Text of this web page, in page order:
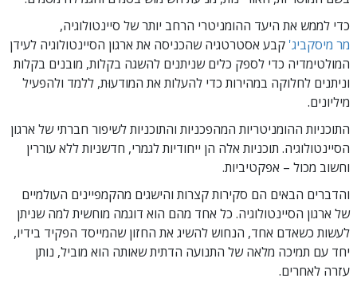
כדי לממש את היעד ההומניטרי הרחב יותר של סיינטולוגיה,
מר מיסקביג' קבע אסטרטגיה שהכניסה את ארגון הסיינטולוגיה לעידן
המולטימדיה כדי לספק כלים שניתנים להשגה בקלות, מובנים בקלות
וניתנים לחלוקה במהירות כדי להעלות את המודעוּת, ללמד ולהפעיל
מיליונים.
התוכניות ההומניטריות המהפכניות והתוכניות לשיפור חברתי של ארגון
הסיינטולוגיה. תוכניות אלה הן ייחודיות לגמרי, חדשניות ללא עוררין
וחשוב מכול – אפקטיביות.
והדברים הבאים הם סקירות קצרות והישגים מהקמפיינים העולמיים
של ארגון הסיינטולוגיה. כל אחד מהם הוא דוגמה מוחשית למה שניתן
לעשות כשאדם אחד, הנחוש להשיג את החזון שהמייסד הפקיד בידיו,
יחד עם תמיכה מלאה של התנועה הדתית שאותה הוא מוביל, נותן
עזרה לאחרים.